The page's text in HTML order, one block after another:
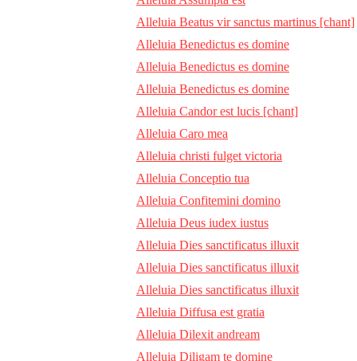
Alleluia Beatus vir sanctus martinus [chant]
Alleluia Benedictus es domine
Alleluia Benedictus es domine
Alleluia Benedictus es domine
Alleluia Candor est lucis [chant]
Alleluia Caro mea
Alleluia christi fulget victoria
Alleluia Conceptio tua
Alleluia Confitemini domino
Alleluia Deus iudex iustus
Alleluia Dies sanctificatus illuxit
Alleluia Dies sanctificatus illuxit
Alleluia Dies sanctificatus illuxit
Alleluia Diffusa est gratia
Alleluia Dilexit andream
Alleluia Diligam te domine